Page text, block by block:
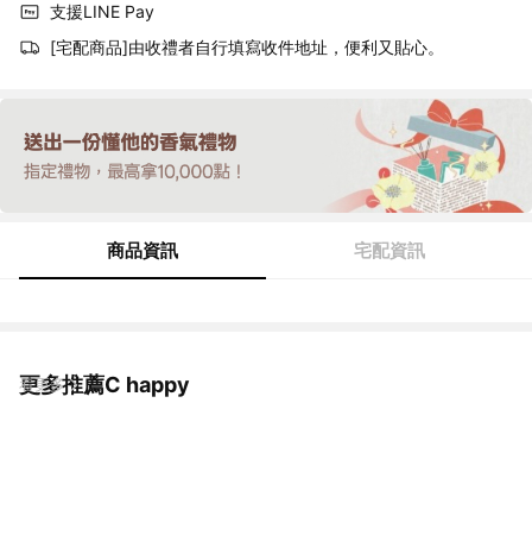
支援LINE Pay
[宅配商品]由收禮者自行填寫收件地址，便利又貼心。
商品資訊 宅配資訊
更多推薦C happy
看更多